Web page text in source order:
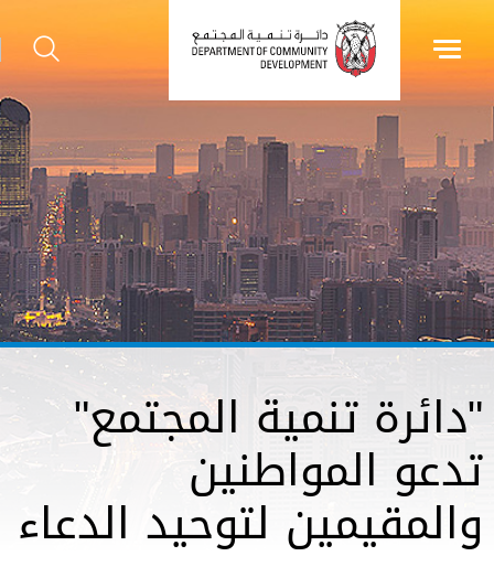
"دائرة تنمية المجتمع"
تدعو المواطنين
والمقيمين لتوحيد الدعاء